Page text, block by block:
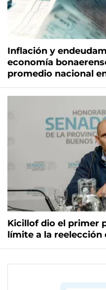
Inflación y
economía
promedio nacional
Kicillof dio el primer
límite a la reelección